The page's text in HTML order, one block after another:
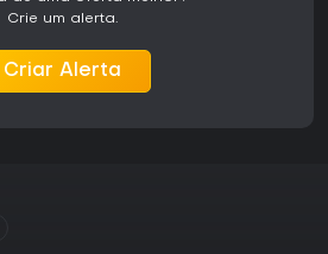
Crie um alerta.
Criar Alerta